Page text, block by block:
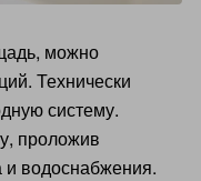
можно
Технически
систему.
проложив
водоснабжения.